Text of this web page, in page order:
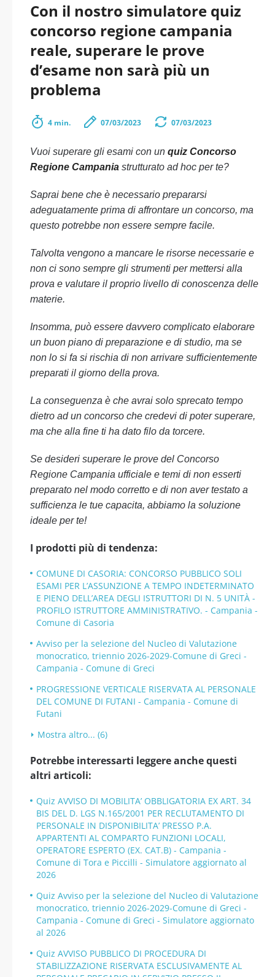
Con il nostro simulatore quiz
concorso regione campania
reale, superare le prove
d’esame non sarà più un
problema
4 min. 07/03/2023 07/03/2023
Vuoi superare gli esami con un quiz Concorso
Regione Campania strutturato ad hoc per te?
Saprai bene che è necessario prepararsi
adeguatamente prima di affrontare un concorso, ma
questo potrebbe non essere sempre facile.
Talvolta vengono a mancare le risorse necessarie e
non ci sono sempre gli strumenti per mettersi alla
prova e valutare il proprio livello di conoscenza delle
materie.
Insomma, può essere davvero complicato elaborare
un buon piano di preparazione e di studio, ma se
non lo si fa si rischia di non arrivare sufficientemente
preparati il giorno della prova.
La conseguenza è che avrai solo sprecato tempo
dietro ad un concorso che credevi di poter superare,
ma che alla fine ti ha dato filo da torcere.
Se desideri superare le prove del Concorso
Regione Campania ufficiale e temi di non esserti
preparato nel modo corretto e di non aver testato a
sufficienza le tue capacita, abbiamo la soluzione
ideale per te!
I prodotti più di tendenza:
COMUNE DI CASORIA: CONCORSO PUBBLICO SOLI
ESAMI PER L’ASSUNZIONE A TEMPO INDETERMINATO
E PIENO DELL’AREA DEGLI ISTRUTTORI DI N. 5 UNITÀ -
PROFILO ISTRUTTORE AMMINISTRATIVO. - Campania -
Comune di Casoria
Avviso per la selezione del Nucleo di Valutazione
monocratico, triennio 2026-2029-Comune di Greci -
Campania - Comune di Greci
PROGRESSIONE VERTICALE RISERVATA AL PERSONALE
DEL COMUNE DI FUTANI - Campania - Comune di
Futani
Mostra altro... (6)
Potrebbe interessarti leggere anche questi
altri articoli:
Quiz AVVISO DI MOBILITA’ OBBLIGATORIA EX ART. 34
BIS DEL D. LGS N.165/2001 PER RECLUTAMENTO DI
PERSONALE IN DISPONIBILITA’ PRESSO P.A.
APPARTENTI AL COMPARTO FUNZIONI LOCALI,
OPERATORE ESPERTO (EX. CAT.B) - Campania -
Comune di Tora e Piccilli - Simulatore aggiornato al
2026
Quiz Avviso per la selezione del Nucleo di Valutazione
monocratico, triennio 2026-2029-Comune di Greci -
Campania - Comune di Greci - Simulatore aggiornato
al 2026
Quiz AVVISO PUBBLICO DI PROCEDURA DI
STABILIZZAZIONE RISERVATA ESCLUSIVAMENTE AL